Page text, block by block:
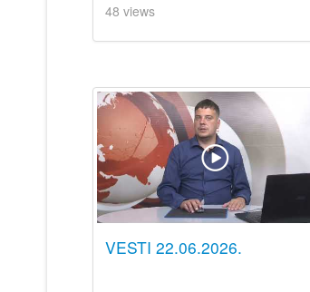
48 views
VESTI 22.06.2026.